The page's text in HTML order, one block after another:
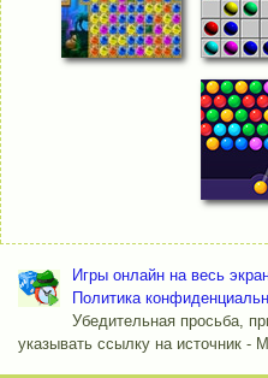
Игры онлайн на весь
Политика
Убедительная просьба,
указывать ссылку на источник -